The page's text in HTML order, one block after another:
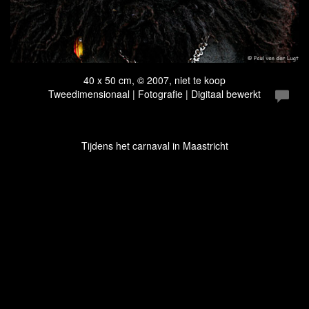
40 x 50 cm, © 2007, niet te koop
Tweedimensionaal | Fotografie | Digitaal bewerkt
Tijdens het carnaval in Maastricht